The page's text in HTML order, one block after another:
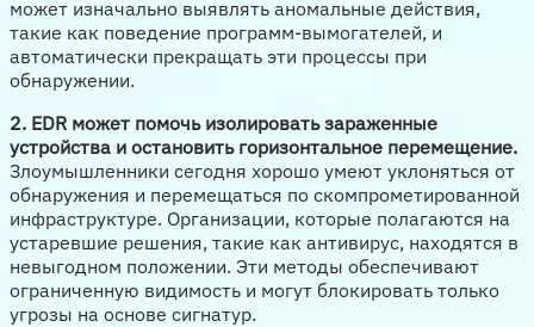
может изначально выявлять аномальные действия,
такие как поведение программ-вымогателей, и
автоматически прекращать эти процессы при
обнаружении.
2. EDR может помочь изолировать зараженные
устройства и остановить горизонтальное перемещение.
Злоумышленники сегодня хорошо умеют уклоняться от
обнаружения и перемещаться по скомпрометированной
инфраструктуре. Организации, которые полагаются на
устаревшие решения, такие как антивирус, находятся в
невыгодном положении. Эти методы обеспечивают
ограниченную видимость и могут блокировать только
угрозы на основе сигнатур.